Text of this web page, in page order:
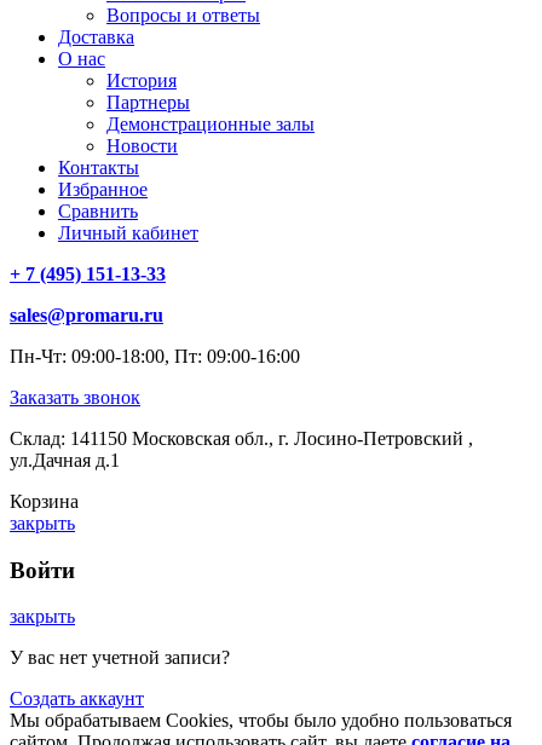
Вопросы и ответы
Доставка
О нас
История
Партнеры
Демонстрационные залы
Новости
Контакты
Избранное
Сравнить
Личный кабинет
+ 7 (495) 151-13-33
sales@promaru.ru
Пн-Чт: 09:00-18:00, Пт: 09:00-16:00
Заказать звонок
Склад: 141150 Московская обл., г. Лосино-Петровский ,
ул.Дачная д.1
Корзина
закрыть
Войти
закрыть
У вас нет учетной записи?
Создать аккаунт
Мы обрабатываем Cookies, чтобы было удобно пользоваться